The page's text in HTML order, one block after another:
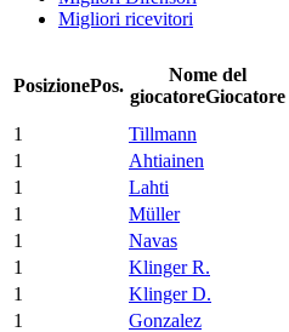
Migliori ricevitori
PosizionePos.
Nome del
giocatoreGiocatore
1 Tillmann
1
Ahtiainen
1
Lahti
1
Müller
1
Navas
1
Klinger R.
1
Klinger D.
1
Gonzalez